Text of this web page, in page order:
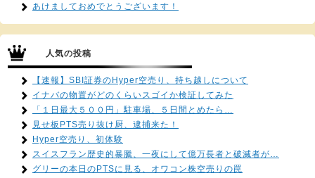
あけましておめでとうございます！
人気の投稿
【速報】SBI証券のHyper空売り、持ち越しについて
イナバの物置がどのくらいスゴイか検証してみた
「１日最大５００円」駐車場、５日間とめたら…
見せ板PTS売り抜け厨、逮捕来た！
Hyper空売り、初体験
スイスフラン歴史的暴騰、一夜にして億万長者と破滅者が…
グリーの本日のPTSに見る、オワコン株空売りの罠